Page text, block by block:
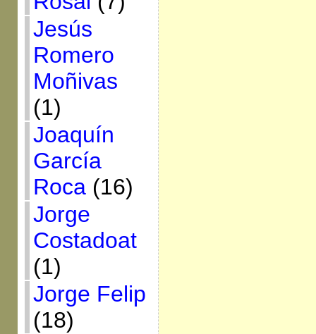
Jesús
Romero
Moñivas
(1)
Joaquín
García
Roca(16)
Jorge
Costadoat
(1)
Jorge Felip
(18)